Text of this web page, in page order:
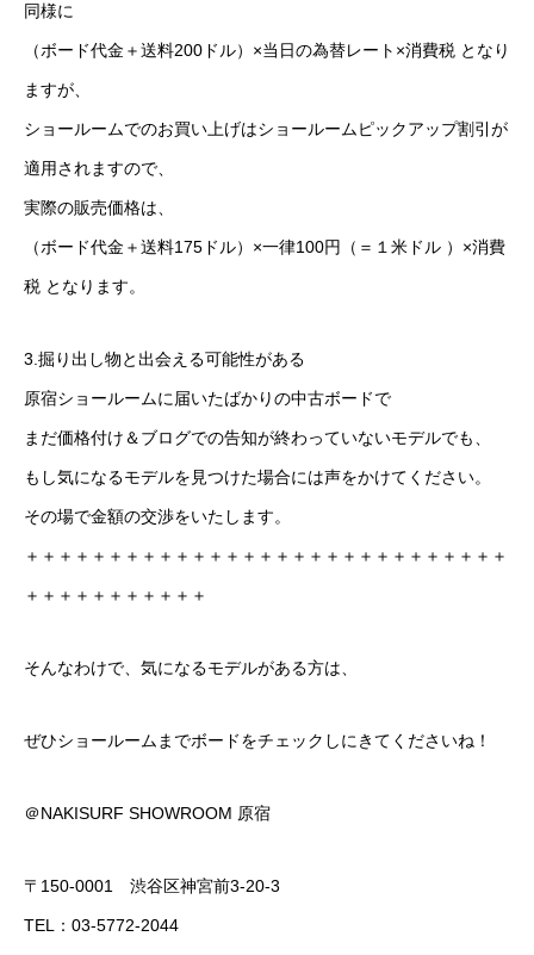
同様に
（ボード代金＋送料200ドル）×当日の為替レート×消費税 となり
ますが、
ショールームでのお買い上げはショールームピックアップ割引が
適用されますので、
実際の販売価格は、
（ボード代金＋送料175ドル）×一律100円（＝１米ドル ）×消費
税 となります。
3.掘り出し物と出会える可能性がある
原宿ショールームに届いたばかりの中古ボードで
まだ価格付け＆ブログでの告知が終わっていないモデルでも、
もし気になるモデルを見つけた場合には声をかけてください。
その場で金額の交渉をいたします。
＋＋＋＋＋＋＋＋＋＋＋＋＋＋＋＋＋＋＋＋＋＋＋＋＋＋＋＋＋
＋＋＋＋＋＋＋＋＋＋＋
そんなわけで、気になるモデルがある方は、
ぜひショールームまでボードをチェックしにきてくださいね！
＠NAKISURF SHOWROOM 原宿
〒150-0001 渋谷区神宮前3-20-3
TEL：03-5772-2044